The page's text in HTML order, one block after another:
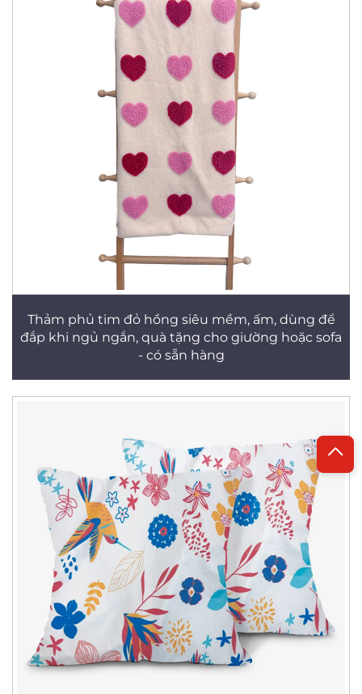
Thảm phủ tim đỏ hồng siêu mềm, ấm, dùng để
đắp khi ngủ ngắn, quà tặng cho giường hoặc sofa
- có sẵn hàng